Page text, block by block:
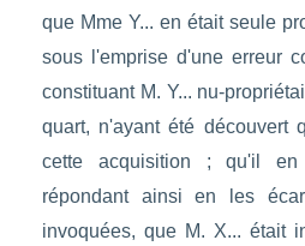
que Mme Y... en était seule
sous l'emprise d'une erreur
constituant M. Y... nu-
quart, n'ayant été découvert
cette acquisition ; qu'il en
répondant ainsi en les
invoquées, que M. X... était